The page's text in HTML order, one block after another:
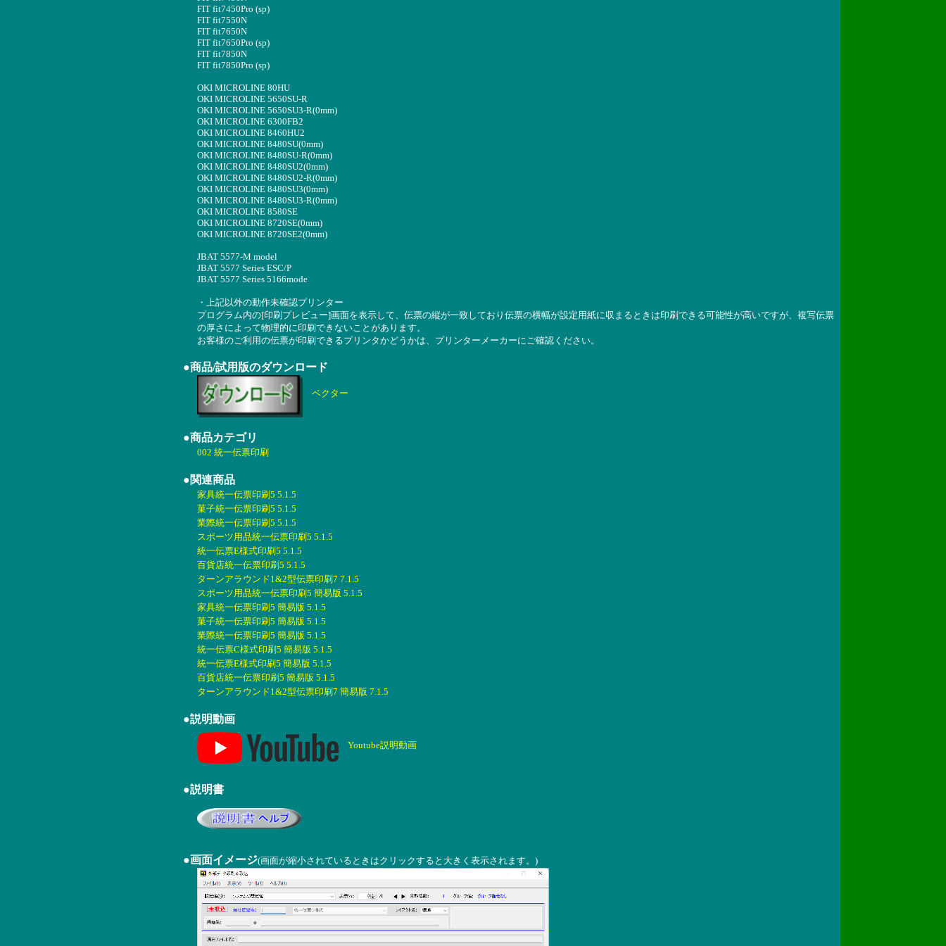
FIT fit7450Pro (sp)
FIT fit7550N
FIT fit7650N
FIT fit7650Pro (sp)
FIT fit7850N
FIT fit7850Pro (sp)
OKI MICROLINE 80HU
OKI MICROLINE 5650SU-R
OKI MICROLINE 5650SU3-R(0mm)
OKI MICROLINE 6300FB2
OKI MICROLINE 8460HU2
OKI MICROLINE 8480SU(0mm)
OKI MICROLINE 8480SU-R(0mm)
OKI MICROLINE 8480SU2(0mm)
OKI MICROLINE 8480SU2-R(0mm)
OKI MICROLINE 8480SU3(0mm)
OKI MICROLINE 8480SU3-R(0mm)
OKI MICROLINE 8580SE
OKI MICROLINE 8720SE(0mm)
OKI MICROLINE 8720SE2(0mm)
JBAT 5577-M model
JBAT 5577 Series ESC/P
JBAT 5577 Series 5166mode
・上記以外の動作未確認プリンター
プログラム内の[印刷プレビュー]画面を表示して、伝票の縦が一致しており伝票の横幅が設定用紙に収まるときは印刷できる可能性が高いですが、複写伝票
の厚さによって物理的に印刷できないことがあります。
お客様のご利用の伝票が印刷できるプリンタかどうかは、プリンターメーカーにご確認ください。
●商品/試用版のダウンロード
ベクター
●商品カテゴリ
002 統一伝票印刷
●関連商品
家具統一伝票印刷5 5.1.5
菓子統一伝票印刷5 5.1.5
業際統一伝票印刷5 5.1.5
スポーツ用品統一伝票印刷5 5.1.5
統一伝票E様式印刷5 5.1.5
百貨店統一伝票印刷5 5.1.5
ターンアラウンド1&2型伝票印刷7 7.1.5
スポーツ用品統一伝票印刷5 簡易版 5.1.5
家具統一伝票印刷5 簡易版 5.1.5
菓子統一伝票印刷5 簡易版 5.1.5
業際統一伝票印刷5 簡易版 5.1.5
統一伝票C様式印刷5 簡易版 5.1.5
統一伝票E様式印刷5 簡易版 5.1.5
百貨店統一伝票印刷5 簡易版 5.1.5
ターンアラウンド1&2型伝票印刷7 簡易版 7.1.5
●説明動画
Youtube説明動画
●説明書
●画面イメージ(画面が縮小されているときはクリックすると大きく表示されます。)